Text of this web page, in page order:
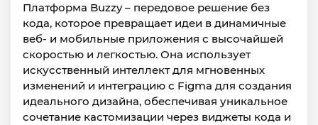
Платформа Buzzy – передовое решение без
кода, которое превращает идеи в динамичные
веб- и мобильные приложения с высочайшей
скоростью и легкостью. Она использует
искусственный интеллект для мгновенных
изменений и интеграцию с Figma для создания
идеального дизайна, обеспечивая уникальное
сочетание кастомизации через виджеты кода и